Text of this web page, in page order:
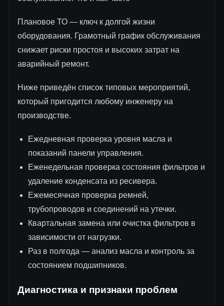
Плановое ТО — ключ к долгой жизни
оборудования. Грамотный график обслуживания
снижает риски простоя и высоких затрат на
аварийный ремонт.
Ниже приведён список типовых мероприятий,
который пригодится любому инженеру на
производстве.
Ежедневная проверка уровня масла и
показаний панели управления.
Еженедельная проверка состояния фильтров и
удаление конденсата из ресивера.
Ежемесячная проверка ремней,
трубопроводов и соединений на утечки.
Квартальная замена или очистка фильтров в
зависимости от нагрузки.
Раз в полгода — анализ масла и контроль за
состоянием подшипников.
Диагностика и признаки проблем